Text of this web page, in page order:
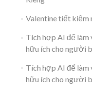
Valentine tiết kiệm
Tích hợp AI để làm
hữu ích cho người
Tích hợp AI để làm
hữu ích cho người